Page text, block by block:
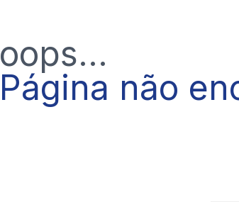
oops...
Página não